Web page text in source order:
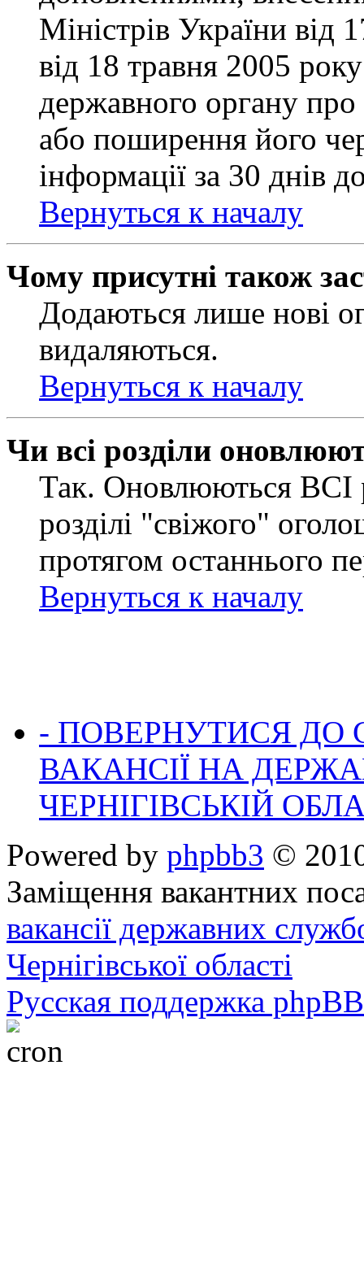
Міністрів України від
від 18 травня 2005
державного органу
або поширення його
інформації за 30 днів
Вернуться к началу
Чому присутні також
Додаються лише нові
видаляються.
Вернуться к началу
Чи всі розділи
Так. Оновлюються ВСІ
розділі "свіжого"
протягом останнього
Вернуться к началу
- ПОВЕРНУТИСЯ ДО
ВАКАНСІЇ НА
ЧЕРНІГІВСЬКІЙ
Powered by phpbb3 ©
Заміщення вакантних
вакансії державних
Чернігівської області
Русская поддержка phpBB